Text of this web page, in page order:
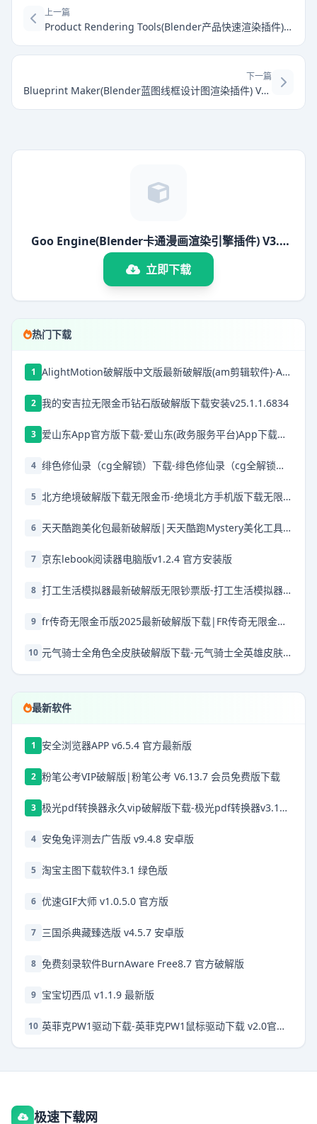
上一篇
Product Rendering Tools(Blender产品快速渲染插件) V1.0.1 免费版
下一篇
Blueprint Maker(Blender蓝图线框设计图渲染插件) V1.0.0 免费版
Goo Engine(Blender卡通漫画渲染引擎插件) V3.3
立即下载
热门下载
1 AlightMotion破解版中文版最新破解版(am剪辑软件)-AlightMotion中文版下载破解版v5.0.272.1028368
2 我的安吉拉无限金币钻石版破解版下载安装v25.1.1.6834
3 爱山东App官方版下载-爱山东(政务服务平台)App下载安装 v5.1.0安卓版
4 绯色修仙录（cg全解锁）下载-绯色修仙录（cg全解锁）安卓下载
5 北方绝境破解版下载无限金币-绝境北方手机版下载无限金币v2.00.20无限兵力版
6 天天酷跑美化包最新破解版|天天酷跑Mystery美化工具 V666.0 免费版下载
7 京东lebook阅读器电脑版v1.2.4 官方安装版
8 打工生活模拟器最新破解版无限钞票版-打工生活模拟器破解版2025最新破解版本下载v2.0.67破解版下载无限钱免广告2025
9 fr传奇无限金币版2025最新破解版下载|FR传奇无限金币版最新破解版2025 V0.3.6 安卓版下载
10 元气骑士全角色全皮肤破解版下载-元气骑士全英雄皮肤解锁版最新破解版下载 v7.1.0安卓版
最新软件
1 安全浏览器APP v6.5.4 官方最新版
2 粉笔公考VIP破解版|粉笔公考 V6.13.7 会员免费版下载
3 极光pdf转换器永久vip破解版下载-极光pdf转换器v3.18.3 官方免费版
4 安兔兔评测去广告版 v9.4.8 安卓版
5 淘宝主图下载软件3.1 绿色版
6 优速GIF大师 v1.0.5.0 官方版
7 三国杀典藏臻选版 v4.5.7 安卓版
8 免费刻录软件BurnAware Free8.7 官方破解版
9 宝宝切西瓜 v1.1.9 最新版
10 英菲克PW1驱动下载-英菲克PW1鼠标驱动下载 v2.0官方破解版
极速下载网